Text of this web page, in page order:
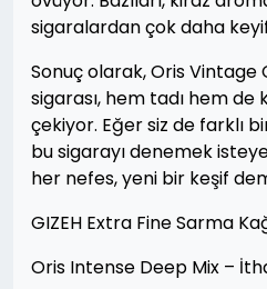
sigaralardan çok daha
Sonuç olarak, Oris Vintage
sigarası, hem tadı hem
çekiyor. Eğer siz de farklı
bu sigarayı denemek
her nefes, yeni bir keşif
GIZEH Extra Fine Sarma
Oris Intense Deep Mix –